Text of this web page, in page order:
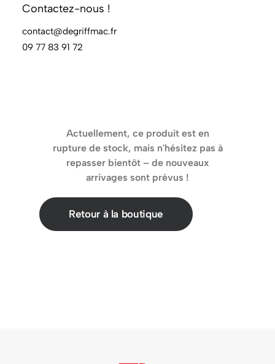
Contactez-nous !
contact@degriffmac.fr
09 77 83 91 72
Effacer les filtres
Actuellement, ce produit est en
rupture de stock, mais n'hésitez pas à
repasser bientôt – de nouveaux
arrivages sont prévus !
Retour à la boutique